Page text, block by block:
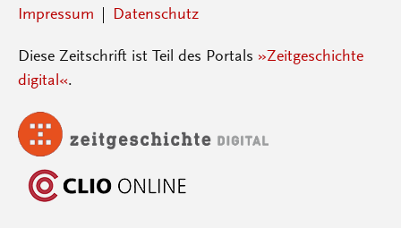
Impressum Datenschutz
Diese Zeitschrift ist Teil des Portals »Zeitgeschichte
digital«.